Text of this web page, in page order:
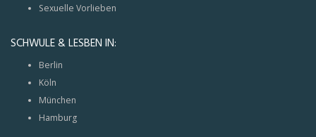
Sexuelle Vorlieben
SCHWULE & LESBEN IN:
Berlin
Köln
München
Hamburg